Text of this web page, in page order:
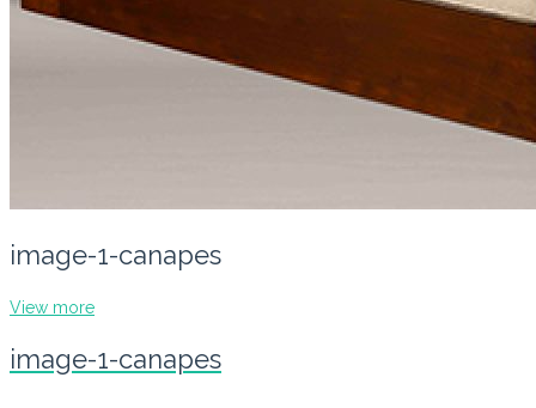
image-1-canapes
View more
image-1-canapes